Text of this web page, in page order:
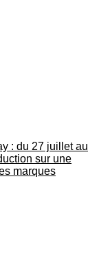
: du 27 juillet au
sur une
marques